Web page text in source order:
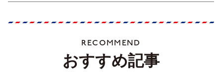
RECOMMEND
おすすめ記事